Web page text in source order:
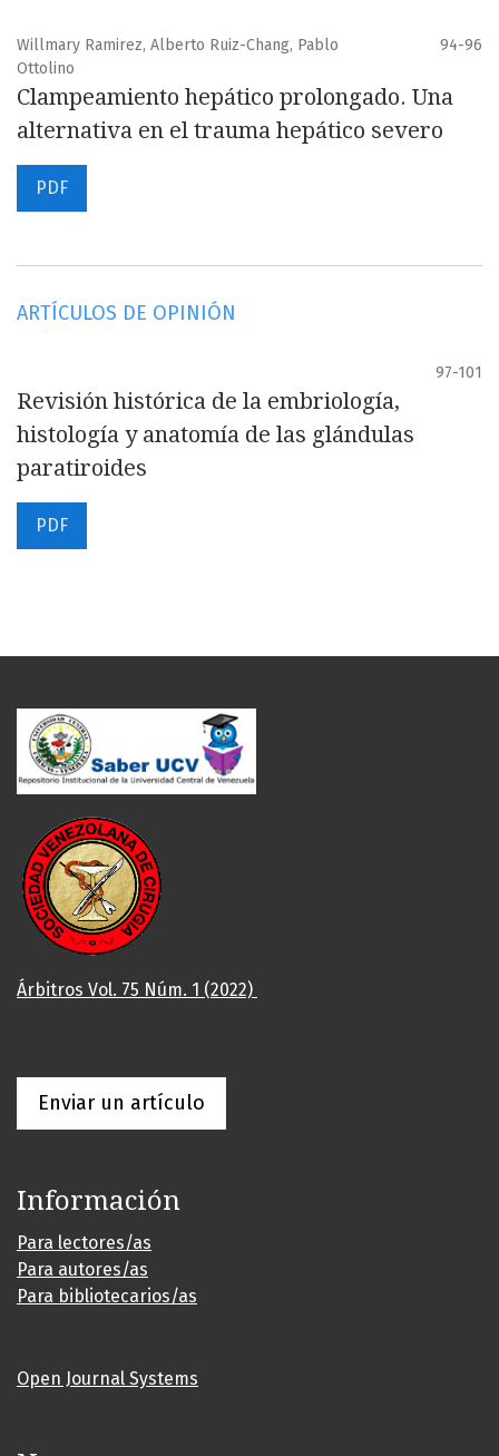
Willmary Ramirez, Alberto Ruiz-Chang, Pablo
Ottolino
94-96
Clampeamiento hepático prolongado. Una
alternativa en el trauma hepático severo
PDF
ARTÍCULOS DE OPINIÓN
97-101
Revisión histórica de la embriología,
histología y anatomía de las glándulas
paratiroides
PDF
Árbitros Vol. 75 Núm. 1 (2022)
Enviar un artículo
Información
Para lectores/as
Para autores/as
Para bibliotecarios/as
Open Journal Systems